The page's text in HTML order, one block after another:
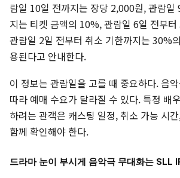
람일 10일 전까지는 장당 2,000원, 관람일
지는 티켓 금액의 10%, 관람일 6일 전부
관람일 2일 전부터 취소 기한까지는 30%
용된다고 안내한다.
이 정보는 관람일을 고를 때 중요하다. 음
따라 예매 수요가 달라질 수 있다. 특정 배
하려는 관객은 캐스팅 일정, 취소 가능 시
함께 확인해야 한다.
드라마 눈이 부시게 음악극 무대화는 SLL